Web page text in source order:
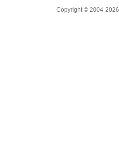
Copyright © 2004-2026